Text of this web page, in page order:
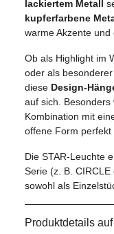
lackiertem Metall
kupferfarbene
warme Akzente und
Ob als Highlight im
oder als
diese Design-
auf sich. Besonders
Kombination mit
offene Form perfekt
Die STAR-Leuchte
Serie (z. B.
sowohl als
Produktdetails